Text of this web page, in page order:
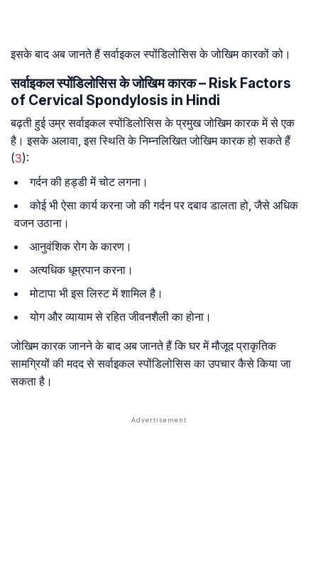
इसके बाद अब जानते हैं सर्वाइकल स्पोंडिलोसिस के जोखिम कारकों को।
सर्वाइकल स्पोंडिलोसिस के जोखिम कारक – Risk Factors
of Cervical Spondylosis in Hindi
बढ़ती हुई उम्र सर्वाइकल स्पोंडिलोसिस के प्रमुख जोखिम कारक में से एक
है। इसके अलावा, इस स्थिति के निम्नलिखित जोखिम कारक हो सकते हैं
(3):
गर्दन की हड्डी में चोट लगना।
कोई भी ऐसा कार्य करना जो की गर्दन पर दबाव डालता हो, जैसे अधिक
वजन उठाना।
आनुवंशिक रोग के कारण।
अत्यधिक धूम्रपान करना।
मोटापा भी इस लिस्ट में शामिल है।
योग और व्यायाम से रहित जीवनशैली का होना।
जोखिम कारक जानने के बाद अब जानते हैं कि घर में मौजूद प्राकृतिक
सामग्रियों की मदद से सर्वाइकल स्पोंडिलोसिस का उपचार कैसे किया जा
सकता है।